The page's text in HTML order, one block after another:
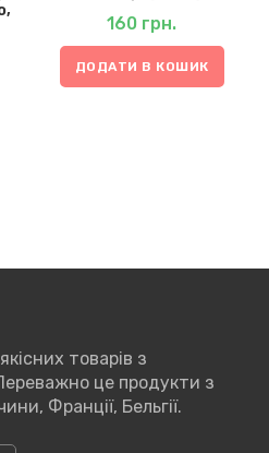
160 грн.
ДОДАТИ В КОШИК
товарів з
це продукти з
Франції, Бельгії.